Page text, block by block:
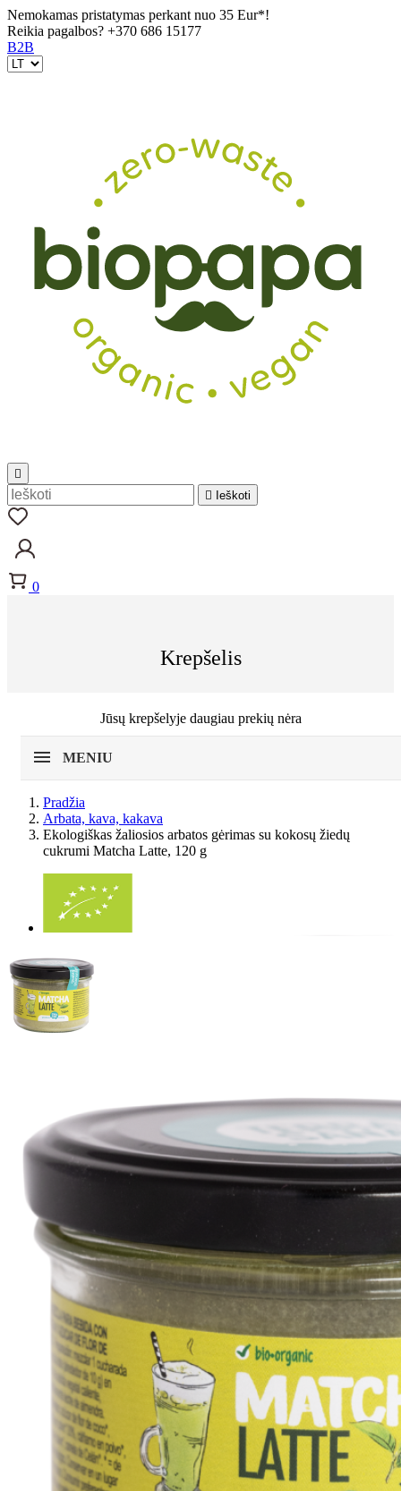
Nemokamas pristatymas perkant nuo 35 Eur*!
Reikia pagalbos? +370 686 15177
B2B


Ieškoti
0
Krepšelis
Jūsų krepšelyje daugiau prekių nėra
MENIU
Pradžia
Arbata, kava, kakava
Ekologiškas žaliosios arbatos gėrimas su kokosų žiedų
cukrumi Matcha Latte, 120 g